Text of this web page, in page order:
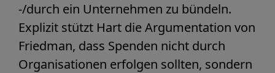
-/durch ein Unternehmen zu bündeln.
Explizit stützt Hart die Argumentation von
Friedman, dass Spenden nicht durch
Organisationen erfolgen sollten, sondern